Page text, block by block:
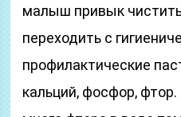
малыш привык
переходить с
профилактические
кальций, фосфор,